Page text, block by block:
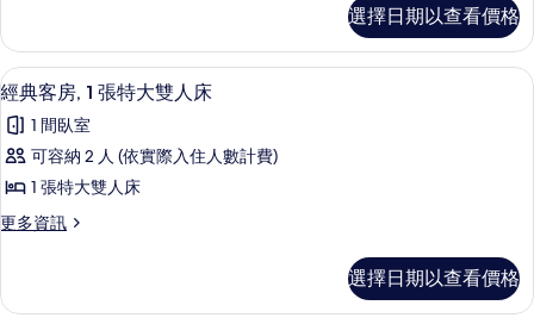
相
片
情
準
雙
人
床,
城
市
景
所
客
房,
2
標
準
人
床,
城
觀
選擇日期以查看價格
顯
示
經
典
客
房,
張
低過敏寢具、客房內保險箱、遮光布/
3
經典客房, 1 張特大雙人床
1 間臥室
可容納 2 人 (依實際入住人數計費)
1 張特大雙人床
更多資訊
更
客
選擇日期以查看價格